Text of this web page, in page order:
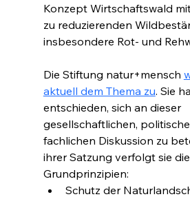
Konzept Wirtschaftswald
zu reduzierenden
insbesondere Rot- und
Die Stiftung natur+mensch
aktuell dem Thema zu. Sie
entschieden, sich an dieser
gesellschaftlichen,
fachlichen Diskussion zu
ihrer Satzung verfolgt sie
Grundprinzipien:
Schutz der